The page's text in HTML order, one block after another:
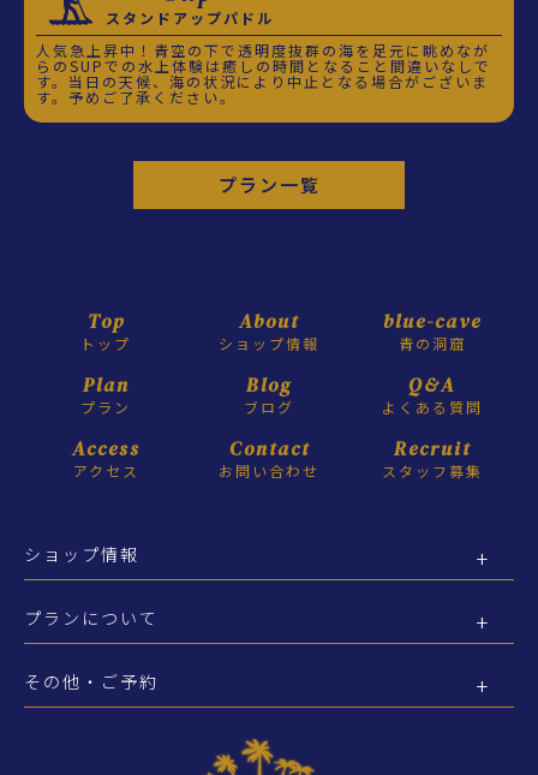
スタンドアップパドル
人気急上昇中！青空の下で透明度抜群の海を足元に眺めなが
らのSUPでの水上体験は癒しの時間となること間違いなしで
す。当日の天候、海の状況により中止となる場合がございま
す。予めご了承ください。
プラン一覧
Top
トップ
About
ショップ情報
blue-cave
青の洞窟
Plan
プラン
Blog
ブログ
Q&A
よくある質問
Access
アクセス
Contact
お問い合わせ
Recruit
スタッフ募集
ショップ情報
プランについて
その他・ご予約